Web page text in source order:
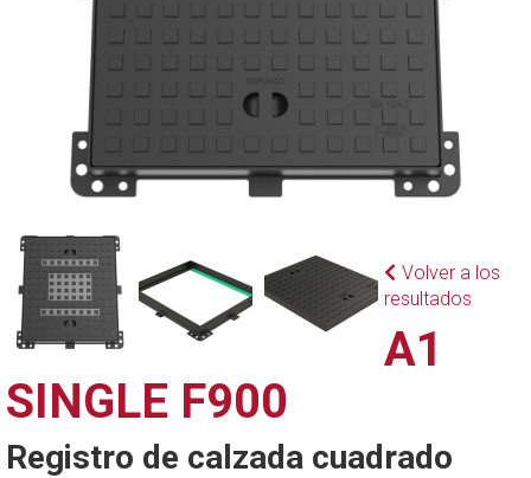
Volver a los
resultados
A1
SINGLE F900
Registro de calzada cuadrado